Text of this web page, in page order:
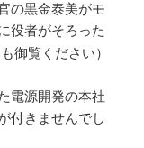
の黒金泰美がモ
役者がそろった
御覧ください）
電源開発の本社
付きませんでし